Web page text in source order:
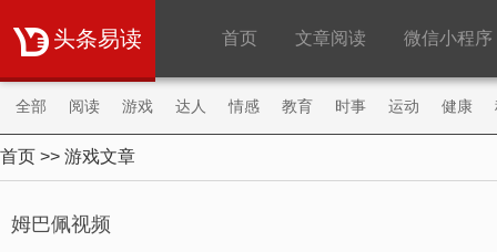
头条易读 首页 文章阅读 微信小程序
全部 阅读 游戏 达人 情感 教育 时事 运动 健康
购物 旅游 职场
首页 >> 游戏文章
姆巴佩视频